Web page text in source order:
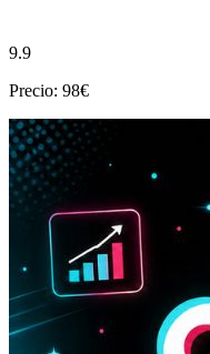
9.9
Precio: 98€